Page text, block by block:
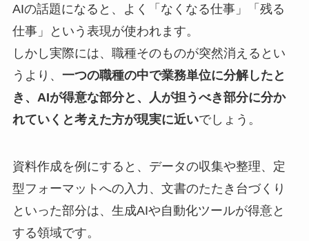
AIの話題になると、よく「なくなる仕事」「残る
仕事」という表現が使われます。
しかし実際には、職種そのものが突然消えるとい
うより、 一つの職種の中で業務単位に分解したと
き、AIが得意な部分と、人が担うべき部分に分か
れていくと考えた方が現実に近いでしょう。
資料作成を例にすると、データの収集や整理、定
型フォーマットへの入力、文書のたたき台づくり
といった部分は、生成AIや自動化ツールが得意と
する領域です。